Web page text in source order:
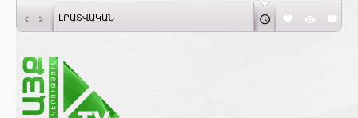
‹ › ԼՐԱՏՎԱԿԱՆ